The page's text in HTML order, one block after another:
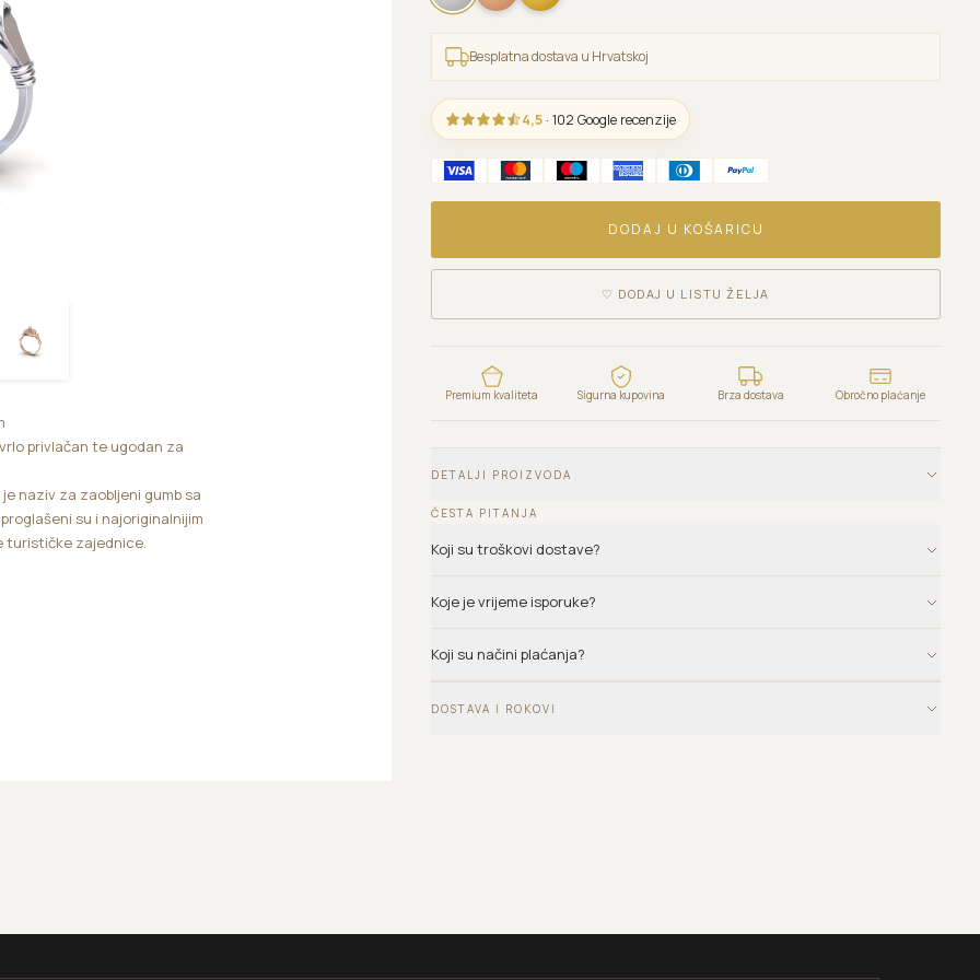
privlačan te ugodan za
naziv za zaobljeni gumb sa
su i najoriginalnijim
turističke zajednice.
Besplatna dostava u Hrvatskoj
4,5 · 102 Google recenzije
DODAJ U KOŠARICU
♡ DODAJ U LISTU ŽELJA
Premium kvaliteta Sigurna kupovina Brza dostava Obročno plaćanje
DETALJI PROIZVODA
ČESTA PITANJA
Koji su troškovi dostave?
Koje je vrijeme isporuke?
Koji su načini plaćanja?
DOSTAVA I ROKOVI